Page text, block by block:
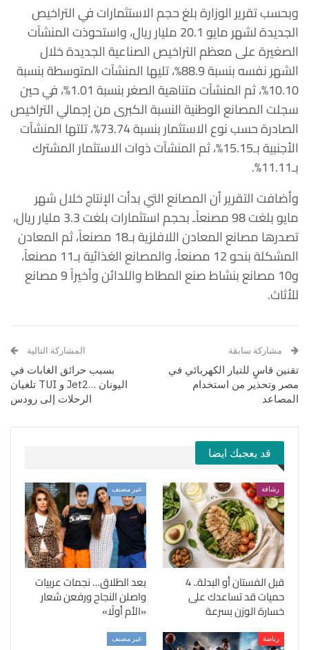
وبحسب تقرير الوزارة بلغ حجم الاستثمارات في التراخيص
الجديدة لشهر مايو 20.1 مليار ريال، واستحوذت المنشآت
الصغيرة على معظم التراخيص الصناعية الجديدة خلال
الشهر نفسه بنسبة 88.9%، تليها المنشآت المتوسطة بنسبة
10.10%، ثم المنشآت متناهية الصغر بنسبة 1.01%، في حين
سجلت المصانع الوطنية النسبة الكبرى من إجمالي التراخيص
الصادرة حسب نوع الاستثمار بنسبة 73.74%، تلتها المنشآت
الأجنبية بـ15.15%، ثم المنشآت ذوات الاستثمار المشترك
بـ11.11%.
وأضافت التقرير أن المصانع التي بدأت الإنتاج خلال شهر
مايو بلغت 98 مصنعاًـ بحجم استثمارات بلغت 3.3 مليار ريال،
تصدرها مصانع المعادن اللافلزية بـ18 مصنعاً، ثم المعادن
المشكلة بنحو 12 مصنعاً، والمصانع الغذائية بـ11 مصنعاً،
و10 مصانع بنشاط صنع المطاط واللدائن وأخيراً 9 مصانع
للأثاث.
مشاركة سابقة
تقنين قاسٍ للتيار الكهربائي في
مصر وتحذير من استخدام
المصاعد
المشاركة التالية
بسبب حرائق الغابات في
اليونان …Jet2 و TUI تلغيان
الرحلات إلى رودس
قد يعجبك ايضا
رشاقة
قبل الفستان أو البدلة.. 4
حميات قد تساعدك على
خسارة الوزن بسرعة
غير مصنف
بعد الطلاق… نجمات عربيات
واصلن النجاح ورفعن شعار
«الأم أولًا»
رياضة غير مصنف